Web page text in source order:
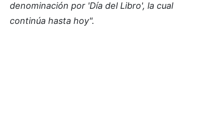
denominación por 'Día del Libro', la cual
continúa hasta hoy".